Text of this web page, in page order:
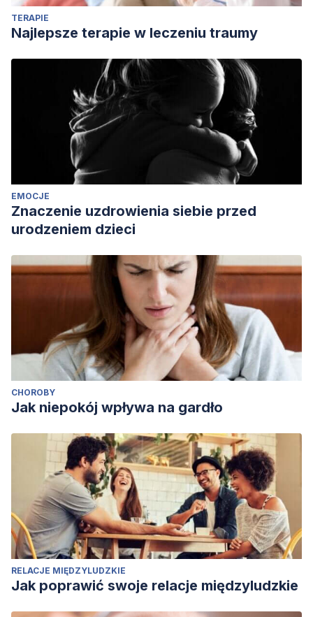
https://doi.org/10.1002/wps.21036
Cortés Morales, B. (2011). Síndrome metabólico y
antipsicóticos de segunda generación.
Revista de la
Asociación Española de Neuropsiquiatría,31(2), 303-320.
TERAPIE
Najlepsze terapie w leczeniu traumy
EMOCJE
Znaczenie uzdrowienia siebie przed
urodzeniem dzieci
CHOROBY
Jak niepokój wpływa na gardło
RELACJE MIĘDZYLUDZKIE
Jak poprawić swoje relacje międzyludzkie